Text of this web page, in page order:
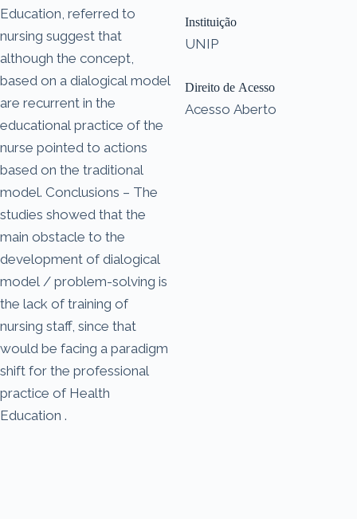
Education, referred to
nursing suggest that
although the concept,
based on a dialogical model
are recurrent in the
educational practice of the
nurse pointed to actions
based on the traditional
model. Conclusions – The
studies showed that the
main obstacle to the
development of dialogical
model / problem-solving is
the lack of training of
nursing staff, since that
would be facing a paradigm
shift for the professional
practice of Health
Education .
Instituição
UNIP
Direito de Acesso
Acesso Aberto